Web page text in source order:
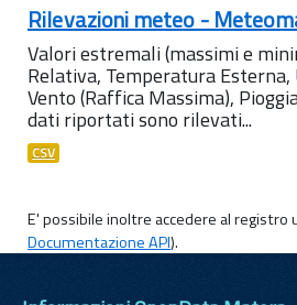
Rilevazioni meteo -
Valori estremali (massimi e
Relativa, Temperatura
Vento (Raffica Massima),
dati riportati sono rilevati...
CSV
E' possibile inoltre accedere al registro
Documentazione API).